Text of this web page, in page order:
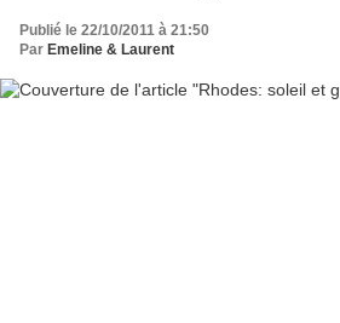
Publié le 22/10/2011 à 21:50
Par Emeline & Laurent